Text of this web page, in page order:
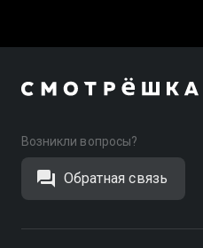
Возникли вопросы?
Обратная связь